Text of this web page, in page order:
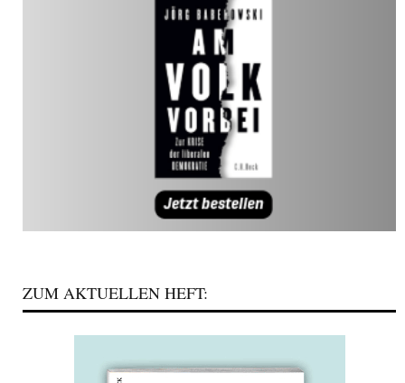
ZUM AKTUELLEN HEFT: